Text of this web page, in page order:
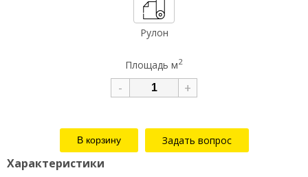
Рулон
Площадь м2
- +
Задать вопрос